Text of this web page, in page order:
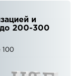
и
200-300
100